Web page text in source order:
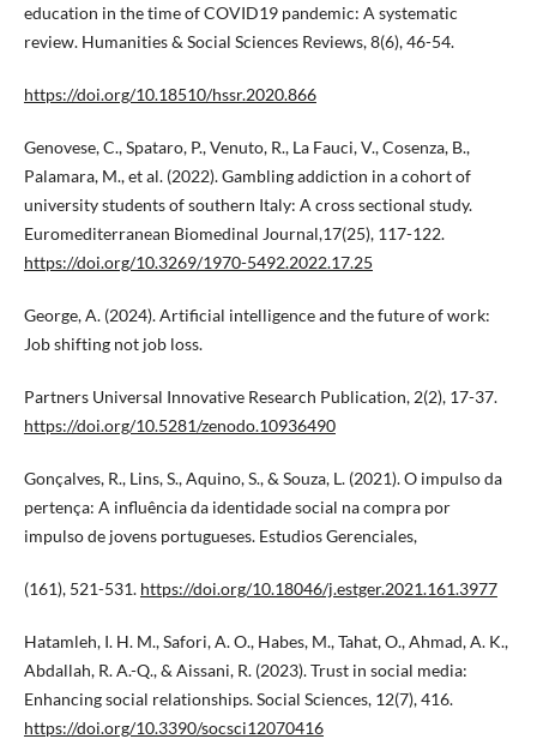
education in the time of COVID19 pandemic: A systematic
review. Humanities & Social Sciences Reviews, 8(6), 46-54.
https://doi.org/10.18510/hssr.2020.866
Genovese, C., Spataro, P., Venuto, R., La Fauci, V., Cosenza, B.,
Palamara, M., et al. (2022). Gambling addiction in a cohort of
university students of southern Italy: A cross sectional study.
Euromediterranean Biomedinal Journal,17(25), 117-122.
https://doi.org/10.3269/1970-5492.2022.17.25
George, A. (2024). Artificial intelligence and the future of work:
Job shifting not job loss.
Partners Universal Innovative Research Publication, 2(2), 17-37.
https://doi.org/10.5281/zenodo.10936490
Gonçalves, R., Lins, S., Aquino, S., & Souza, L. (2021). O impulso da
pertença: A influência da identidade social na compra por
impulso de jovens portugueses. Estudios Gerenciales,
(161), 521-531. https://doi.org/10.18046/j.estger.2021.161.3977
Hatamleh, I. H. M., Safori, A. O., Habes, M., Tahat, O., Ahmad, A. K.,
Abdallah, R. A.-Q., & Aissani, R. (2023). Trust in social media:
Enhancing social relationships. Social Sciences, 12(7), 416.
https://doi.org/10.3390/socsci12070416